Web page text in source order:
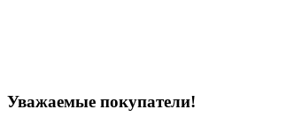
Уважаемые покупатели!